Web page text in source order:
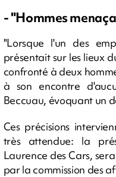
- "Hommes
"Lorsque l'un des
présentait sur les lieux
confronté à deux
à son encontre
Beccuau, évoquant un
Ces précisions
très attendue: la
Laurence des Cars,
par la commission des